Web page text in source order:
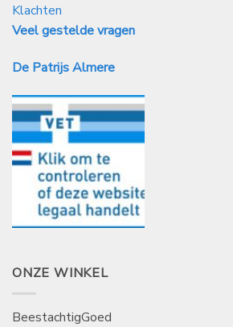
Klachten
Veel gestelde vragen
De Patrijs Almere
ONZE WINKEL
BeestachtigGoed